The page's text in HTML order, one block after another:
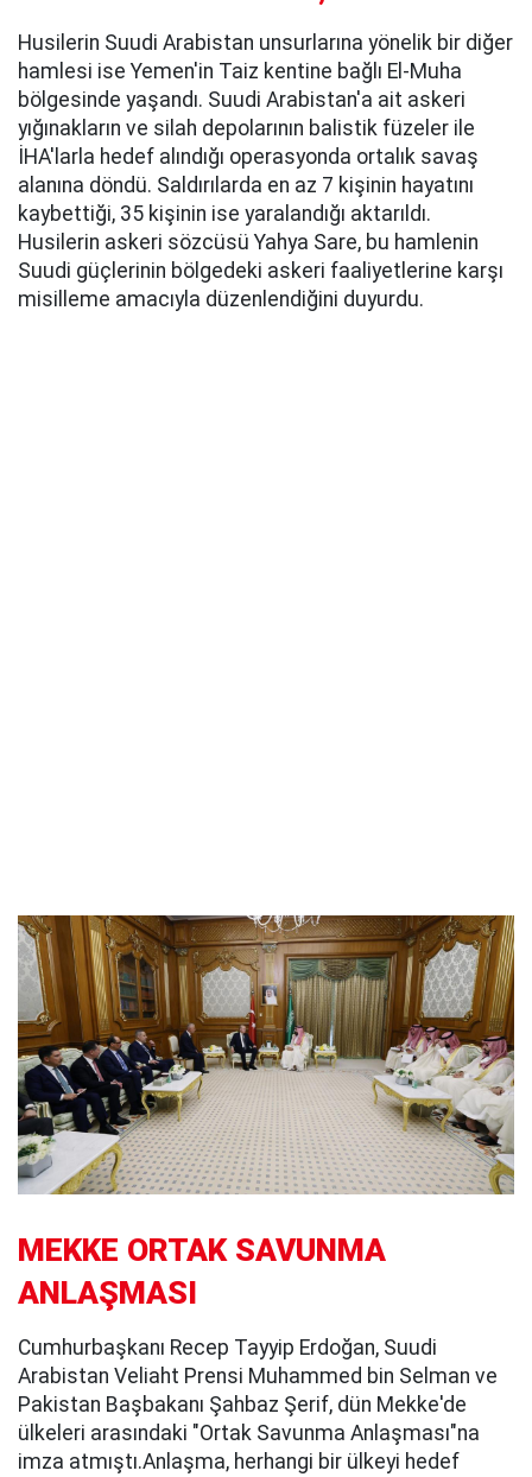
Husilerin Suudi Arabistan unsurlarına yönelik bir diğer
hamlesi ise Yemen'in Taiz kentine bağlı El-Muha
bölgesinde yaşandı. Suudi Arabistan'a ait askeri
yığınakların ve silah depolarının balistik füzeler ile
İHA'larla hedef alındığı operasyonda ortalık savaş
alanına döndü. Saldırılarda en az 7 kişinin hayatını
kaybettiği, 35 kişinin ise yaralandığı aktarıldı.
Husilerin askeri sözcüsü Yahya Sare, bu hamlenin
Suudi güçlerinin bölgedeki askeri faaliyetlerine karşı
misilleme amacıyla düzenlendiğini duyurdu.
MEKKE ORTAK SAVUNMA
ANLAŞMASI
Cumhurbaşkanı Recep Tayyip Erdoğan, Suudi
Arabistan Veliaht Prensi Muhammed bin Selman ve
Pakistan Başbakanı Şahbaz Şerif, dün Mekke'de
ülkeleri arasındaki "Ortak Savunma Anlaşması"na
imza atmıştı.Anlaşma, herhangi bir ülkeyi hedef